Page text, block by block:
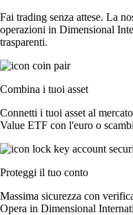
Fai trading senza attese. La
operazioni in Dimensional
trasparenti.
Combina i tuoi asset
Connetti i tuoi asset al
Value ETF con l'euro o
Proteggi il tuo conto
Massima sicurezza con
Opera in Dimensional